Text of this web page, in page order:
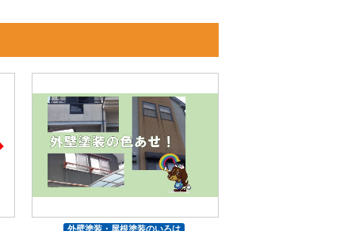
外壁塗装・屋根塗装のいろは